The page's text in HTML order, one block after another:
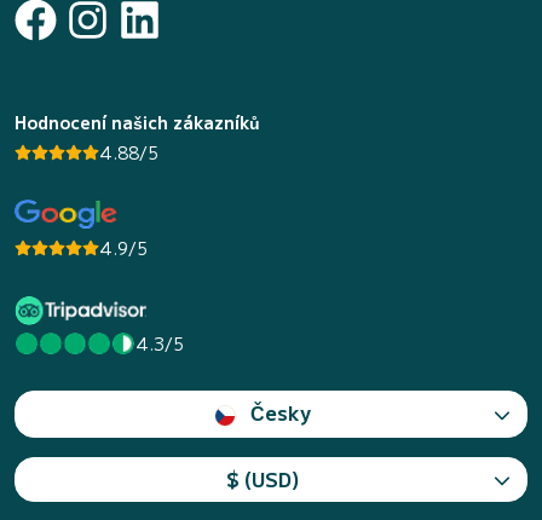
Hodnocení našich zákazníků
4.88/5
4.9/5
4.3/5
Česky
$ (USD)